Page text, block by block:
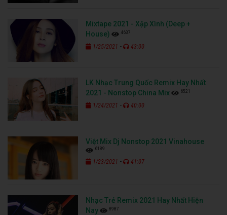
Mixtape 2021 - Xập Xình (Deep +
House)
4637
1/25/2021 - 43:00
LK Nhạc Trung Quốc Remix Hay Nhất
2021 - Nonstop China Mix
6521
1/24/2021 - 40:00
Việt Mix Dj Nonstop 2021 Vinahouse
6189
1/23/2021 - 41:07
Nhạc Trẻ Remix 2021 Hay Nhất Hiện
Nay
8987